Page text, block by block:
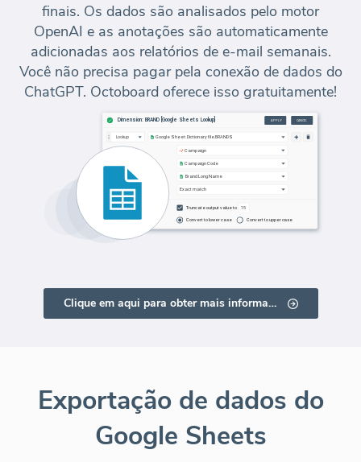
finais. Os dados são analisados pelo motor
OpenAI e as anotações são automaticamente
adicionadas aos relatórios de e-mail semanais.
Você não precisa pagar pela conexão de dados do
ChatGPT. Octoboard oferece isso gratuitamente!
Clique em aqui para obter mais informações
Exportação de dados do
Google Sheets